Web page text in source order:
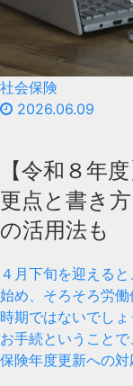
社会保険
2026.06.09
【令和８年
更点と書き
の活用法も
４月下旬を迎える
始め、そろそろ労
時期ではないでし
お手続ということ
保険年度更新への